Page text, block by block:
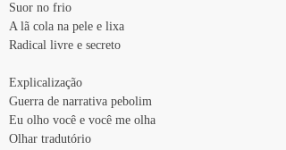
Suor no frio
A lã cola na pele e lixa
Radical livre e secreto
Explicalização
Guerra de narrativa pebolim
Eu olho você e você me olha
Olhar tradutório